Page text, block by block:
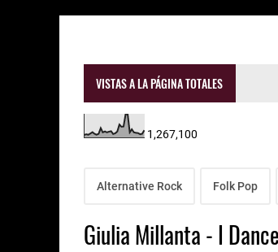
VISTAS A LA PÁGINA TOTALES
1,267,100
Alternative Rock Folk Pop
Giulia Millanta - I